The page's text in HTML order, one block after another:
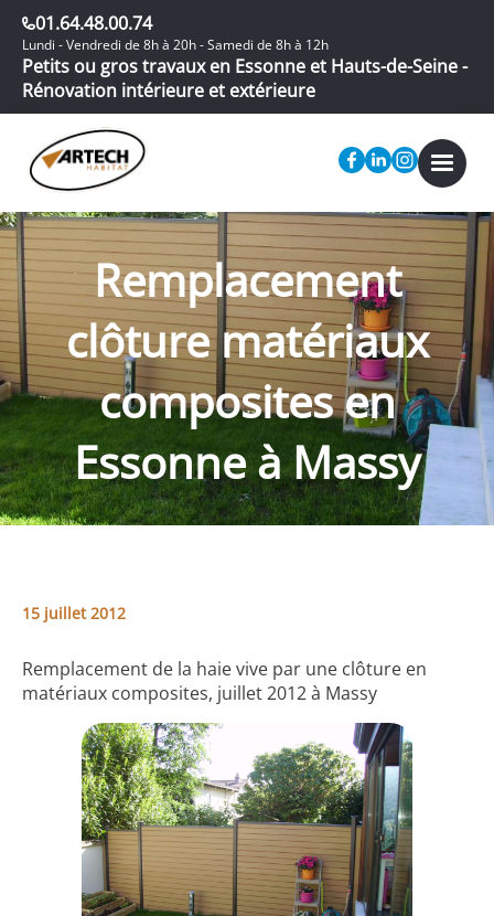
01.64.48.00.74
Lundi - Vendredi de 8h à 20h - Samedi de 8h à 12h
Petits ou gros travaux en Essonne et Hauts-de-Seine -
Rénovation intérieure et extérieure
Remplacement
clôture matériaux
composites en
Essonne à Massy
15 juillet 2012
Remplacement de la haie vive par une clôture en
matériaux composites, juillet 2012 à Massy